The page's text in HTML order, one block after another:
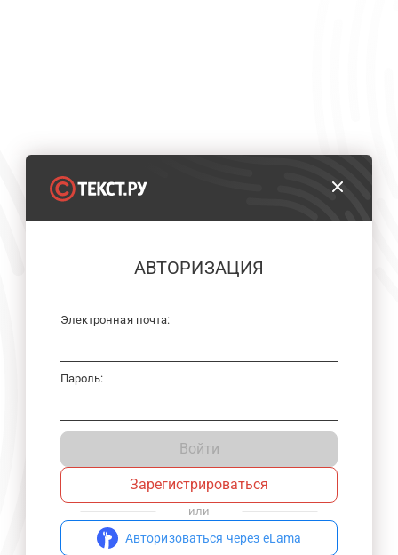
АВТОРИЗАЦИЯ
Электронная почта:
Пароль:
Войти
Зарегистрироваться
или
Авторизоваться через eLama